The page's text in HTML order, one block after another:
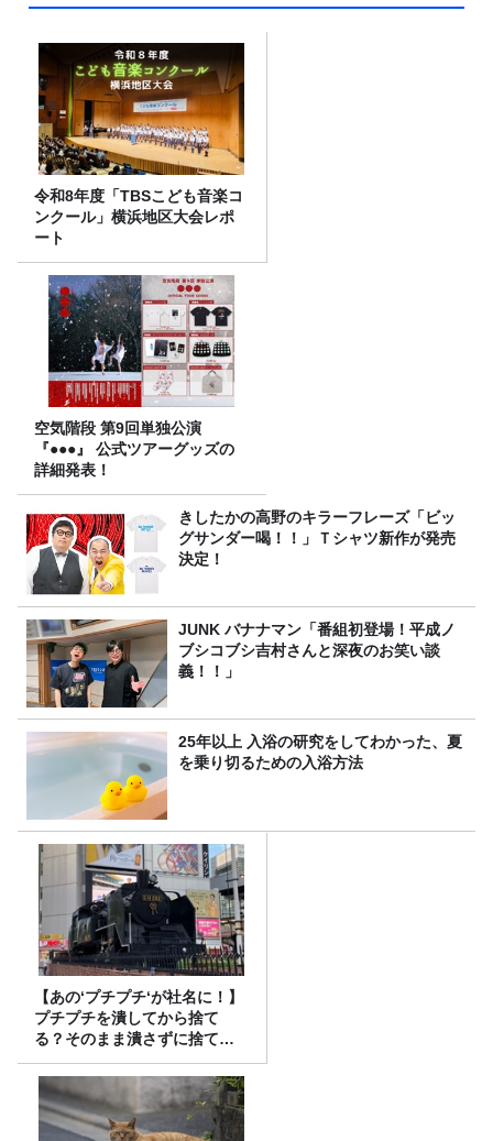
令和8年度「TBSこども音楽コ
ンクール」横浜地区大会レポ
ート
空気階段 第9回単独公演
『●●●』 公式ツアーグッズの
詳細発表！
きしたかの高野のキラーフレーズ「ビッ
グサンダー喝！！」Ｔシャツ新作が発売
決定！
JUNK バナナマン「番組初登場！平成ノ
ブシコブシ吉村さんと深夜のお笑い談
義！！」
25年以上 入浴の研究をしてわかった、夏
を乗り切るための入浴方法
【あの‘プチプチ‘が社名に！】
プチプチを潰してから捨て
る？そのまま潰さずに捨て
る？